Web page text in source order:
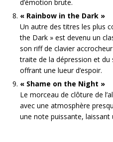
d’émotion brute.
« Rainbow in the Dark »
Un autre des titres les plus
the Dark » est devenu un
son riff de clavier
traite de la dépression et du
offrant une lueur d’espoir.
« Shame on the Night »
Le morceau de clôture de
avec une atmosphère
une note puissante, laissant